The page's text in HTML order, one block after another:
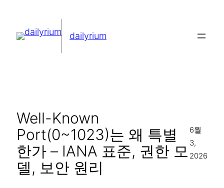
dailyrium
Well-Known
Port(0~1023)는 왜 특별
한가 – IANA 표준, 권한 모
델, 보안 원리
6월
3,
2026